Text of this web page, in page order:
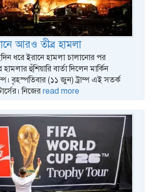
আরও তীব্র হামলা
ধরে ইরানে হামলা চালানোর পর
হুঁশিয়ারি বার্তা দিলেন মার্কিন
বৃহস্পতিবার (১১ জুন) ট্রাম্প এই সতর্ক
নিজের read more